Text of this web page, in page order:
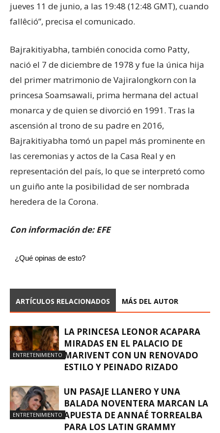
jueves 11 de junio, a las 19:48 (12:48 GMT), cuando
fallêció”, precisa el comunicado.
Bajrakitiyabha, también conocida como Patty,
nació el 7 de diciembre de 1978 y fue la única hija
del primer matrimonio de Vajiralongkorn con la
princesa Soamsawali, prima hermana del actual
monarca y de quien se divorció en 1991. Tras la
ascensión al trono de su padre en 2016,
Bajrakitiyabha tomó un papel más prominente en
las ceremonias y actos de la Casa Real y en
representación del país, lo que se interpretó como
un guiño ante la posibilidad de ser nombrada
heredera de la Corona.
Con información de: EFE
¿Qué opinas de esto?
ARTÍCULOS RELACIONADOS MÁS DEL AUTOR
ENTRETENIMIENTO
LA PRINCESA LEONOR ACAPARA
MIRADAS EN EL PALACIO DE
MARIVENT CON UN RENOVADO
ESTILO Y PEINADO RIZADO
ENTRETENIMIENTO
UN PASAJE LLANERO Y UNA
BALADA NOVENTERA MARCAN LA
APUESTA DE ANNAÉ TORREALBA
PARA LOS LATIN GRAMMY